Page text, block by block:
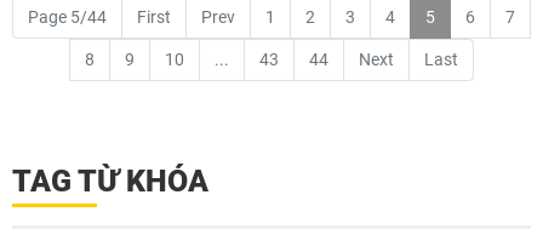
Page 5/44 First Prev 1 2 3 4 5 6 7
8 9 10 ... 43 44 Next Last
TAG TỪ KHÓA